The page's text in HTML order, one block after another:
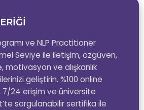
ve NLP Practitioner
Seviye ile iletişim, özgüven,
ve alışkanlık
geliştirin. %100 online
24 erişim ve üniversite
sorgulanabilir sertifika ile